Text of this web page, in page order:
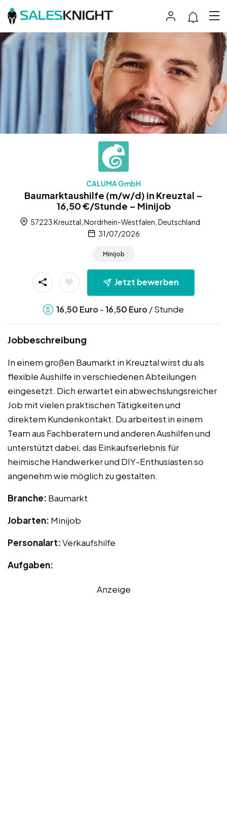
CALUMA GmbH
Baumarktaushilfe (m/w/d) in Kreuztal –
16,50 €/Stunde – Minijob
57223 Kreuztal, Nordrhein-Westfalen, Deutschland
31/07/2026
Minijob
Jetzt bewerben
16,50 Euro -16,50 Euro / Stunde
Jobbeschreibung
In einem großen Baumarkt in Kreuztal wirst du als
flexible Aushilfe in verschiedenen Abteilungen
eingesetzt. Dich erwartet ein abwechslungsreicher
Job mit vielen praktischen Tätigkeiten und
direktem Kundenkontakt. Du arbeitest in einem
Team aus Fachberatern und anderen Aushilfen und
unterstützt dabei, das Einkaufserlebnis für
heimische Handwerker und DIY-Enthusiasten so
angenehm wie möglich zu gestalten.
Branche: Baumarkt
Jobarten: Minijob
Personalart:Verkaufshilfe
Aufgaben:
Anzeige